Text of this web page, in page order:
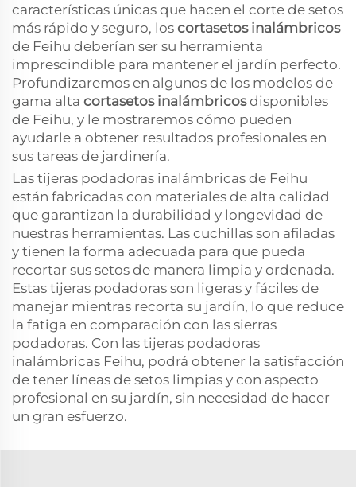
características únicas que hacen el corte de setos
más rápido y seguro, los cortasetos inalámbricos
de Feihu deberían ser su herramienta
imprescindible para mantener el jardín perfecto.
Profundizaremos en algunos de los modelos de
gama alta cortasetos inalámbricosdisponibles
de Feihu, y le mostraremos cómo pueden
ayudarle a obtener resultados profesionales en
sus tareas de jardinería.
Las tijeras podadoras inalámbricas de Feihu
están fabricadas con materiales de alta calidad
que garantizan la durabilidad y longevidad de
nuestras herramientas. Las cuchillas son afiladas
y tienen la forma adecuada para que pueda
recortar sus setos de manera limpia y ordenada.
Estas tijeras podadoras son ligeras y fáciles de
manejar mientras recorta su jardín, lo que reduce
la fatiga en comparación con las sierras
podadoras. Con las tijeras podadoras
inalámbricas Feihu, podrá obtener la satisfacción
de tener líneas de setos limpias y con aspecto
profesional en su jardín, sin necesidad de hacer
un gran esfuerzo.